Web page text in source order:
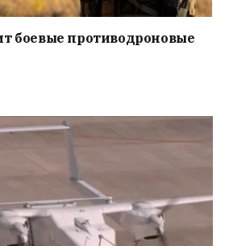
боевые противодроновые